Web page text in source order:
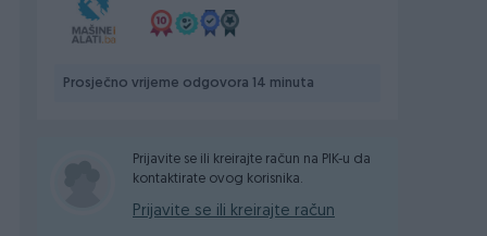
Prosječno vrijeme odgovora 14 minuta
Prijavite se ili kreirajte račun na PIK-u da
kontaktirate ovog korisnika.
Prijavite se ili kreirajte račun